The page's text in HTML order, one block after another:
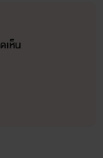
เห็น